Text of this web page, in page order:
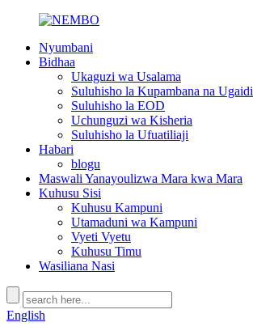
Nyumbani
Bidhaa
Ukaguzi wa Usalama
Suluhisho la Kupambana na Ugaidi
Suluhisho la EOD
Uchunguzi wa Kisheria
Suluhisho la Ufuatiliaji
Habari
blogu
Maswali Yanayoulizwa Mara kwa Mara
Kuhusu Sisi
Kuhusu Kampuni
Utamaduni wa Kampuni
Vyeti Vyetu
Kuhusu Timu
Wasiliana Nasi
English